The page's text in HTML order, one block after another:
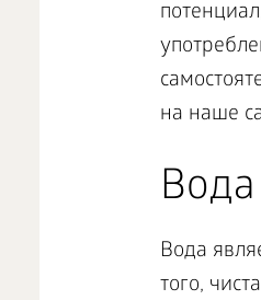
на наше
Вода
того,